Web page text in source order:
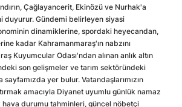
Çağlayancerit, Ekinözü ve Nurhak'a
duyurur. Gündemi belirleyen siyasi
dinamiklerine, spordaki heyecandan,
kadar Kahramanmaraş'ın nabzını
Kuyumcular Odası'ndan alınan anlık altın
son gelişmeler ve tarım sektöründeki
yer bulur. Vatandaşlarımızın
amacıyla Diyanet uyumlu günlük namaz
hava durumu tahminleri, güncel nöbetçi